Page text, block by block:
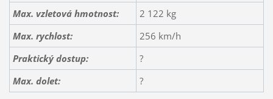
Max. vzletová hmotnost:
2 122 kg
Max. rychlost:
256 km/h
Praktický dostup:
?
Max. dolet:
?